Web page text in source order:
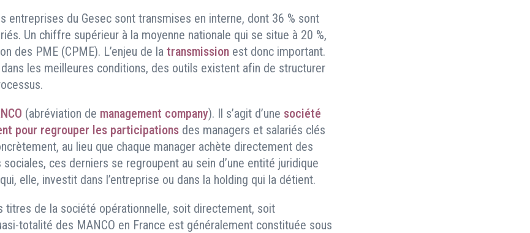
entreprises du Gesec sont transmises en interne, dont 36 % sont
Un chiffre supérieur à la moyenne nationale qui se situe à 20 %,
des PME (CPME). L’enjeu de la transmission est donc important.
dans les meilleures conditions, des outils existent afin de structurer
(abréviation de management company). Il s’agit d’une société
pour regrouper les participations des managers et salariés clés
au lieu que chaque manager achète directement des
ces derniers se regroupent au sein d’une entité juridique
elle, investit dans l’entreprise ou dans la holding qui la détient.
titres de la société opérationnelle, soit directement, soit
totalité des MANCO en France est généralement constituée sous